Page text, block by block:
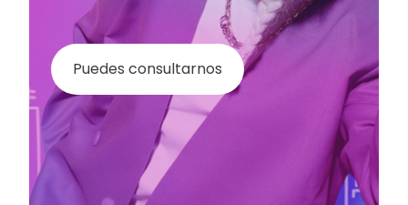
Puedes consultarnos